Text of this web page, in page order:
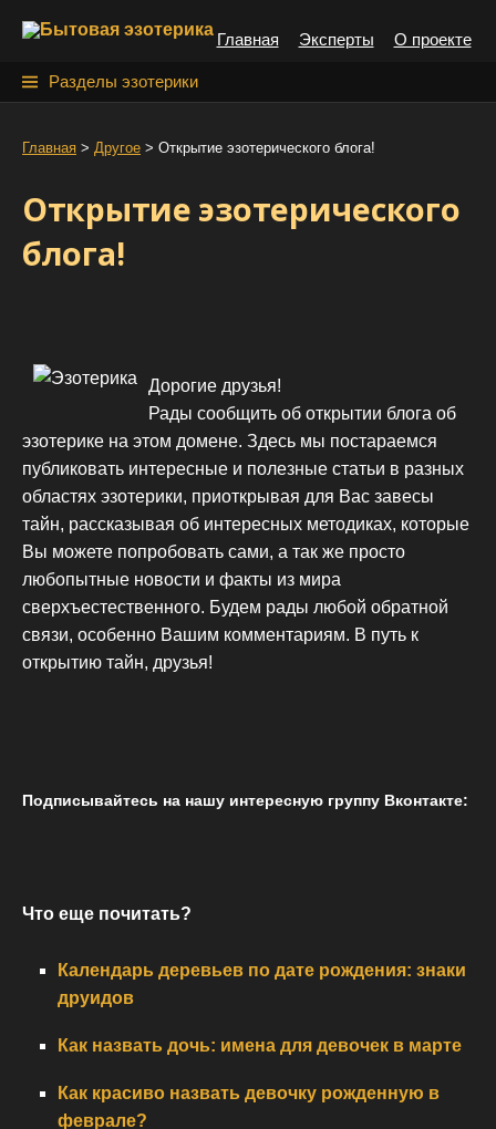
Главная Эксперты О проекте
Разделы эзотерики
и
Главная > Другое > Открытие эзотерического блога!
Открытие эзотерического
блога!
Дорогие друзья!
Рады сообщить об открытии блога об
эзотерике на этом домене. Здесь мы постараемся
публиковать интересные и полезные статьи в разных
областях эзотерики, приоткрывая для Вас завесы
тайн, рассказывая об интересных методиках, которые
Вы можете попробовать сами, а так же просто
любопытные новости и факты из мира
сверхъестественного. Будем рады любой обратной
связи, особенно Вашим комментариям. В путь к
открытию тайн, друзья!
Подписывайтесь на нашу интересную группу Вконтакте:
Что еще почитать?
Календарь деревьев по дате рождения: знаки
друидов
Как назвать дочь: имена для девочек в марте
Как красиво назвать девочку рожденную в
феврале?